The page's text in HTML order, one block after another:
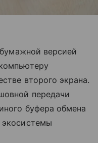
версией
второго экрана.
передачи
буфера обмена